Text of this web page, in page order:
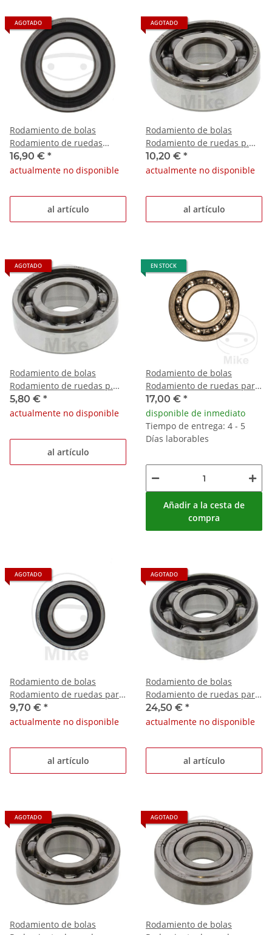
AGOTADO
Rodamiento de bolas
Rodamiento de ruedas
Cagiva Raptor 1000
Kawasaki ZZR 1200 C
16,90 € *
actualmente no disponible
al artículo
AGOTADO
Rodamiento de bolas
Rodamiento de ruedas p.
Daelim Otello 125 Fi Piaggio
Ape 220
10,20 € *
actualmente no disponible
al artículo
AGOTADO
Rodamiento de bolas
Rodamiento de ruedas p.
Daelim SE 50 Cordi
Kawasaki AR 50 A
5,80 € *
actualmente no disponible
al artículo
EN STOCK
Rodamiento de bolas
Rodamiento de ruedas para
Honda CBR 600 F Yamaha
WR 250 F
17,00 € *
disponible de inmediato
Tiempo de entrega: 4 - 5
Días laborables
Añadir a la cesta de
compra
AGOTADO
Rodamiento de bolas
Rodamiento de ruedas para
Kawasaki GPZ 1100 E
Triumph Tiger
9,70 € *
actualmente no disponible
al artículo
AGOTADO
Rodamiento de bolas
Rodamiento de ruedas para
Kawasaki KMX 125 B 1991-
2003
24,50 € *
actualmente no disponible
al artículo
AGOTADO
Rodamiento de bolas
AGOTADO
Rodamiento de bolas